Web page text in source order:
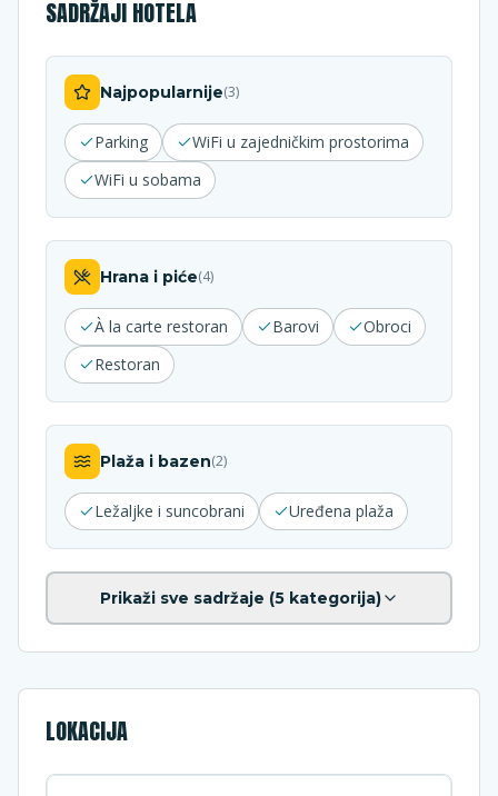
SADRŽAJI HOTELA
Najpopularnije(3)
Parking
WiFi u zajedničkim prostorima
WiFi u sobama
Hrana i piće(4)
À la carte restoran Barovi
Obroci
Restoran
Plaža i bazen(2)
Ležaljke i suncobrani Uređena plaža
Prikaži sve sadržaje (5kategorija)
LOKACIJA